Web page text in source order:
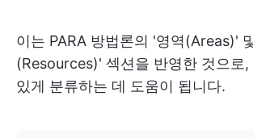
이는 PARA 방법론의 '영역(Areas)'
(Resources)' 섹션을 반영한 것으로,
있게 분류하는 데 도움이 됩니다.